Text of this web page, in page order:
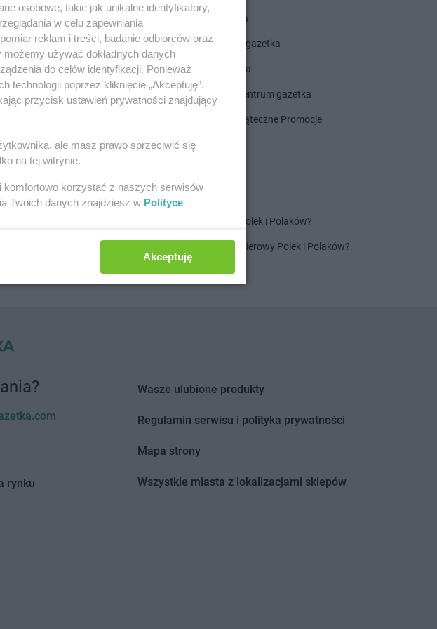
gazetka
ALDI gazetka
ROSSMANN gazetka
Dealz gazetka
Delikatesy Centrum gazetka
Gazetka Świąteczne Promocje
Jaki jest ulubiony szampon Polek i Polaków?
Jaki jest ulubiony ręcznik papierowy Polek i Polaków?
rynku
Wasze ulubione produkty
Regulamin serwisu i polityka prywatności
Mapa strony
Wszystkie miasta z lokalizacjami sklepów
osobowe, takie jak unikalne identyfikatory,
w celu zapewniania
reklam i treści, badanie odbiorców oraz
używać dokładnych danych
do celów identyfikacji. Ponieważ
technologii poprzez kliknięcie „Akceptuję”.
przycisk ustawień prywatności znajdujący
ale masz prawo sprzeciwić się
na tej witrynie.
komfortowo korzystać z naszych serwisów
Twoich danych znajdziesz w Polityce
Akceptuję